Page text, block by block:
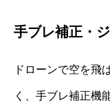
手ブレ補正・
ドローンで空を飛
く、手ブレ補正機